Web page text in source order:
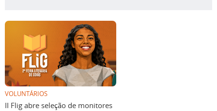
VOLUNTÁRIOS
II Flig abre seleção de monitores